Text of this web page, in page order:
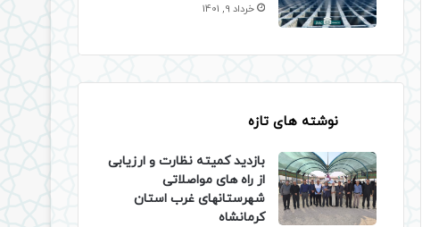
خرداد 9, 1401
نوشته های تازه
بازدید کمیته نظارت و ارزیابی
از راه های مواصلاتی
شهرستانهای غرب استان
کرمانشاه